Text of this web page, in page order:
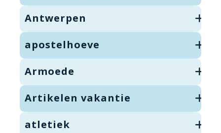
Antwerpen
apostelhoeve
Armoede
Artikelen vakantie
atletiek